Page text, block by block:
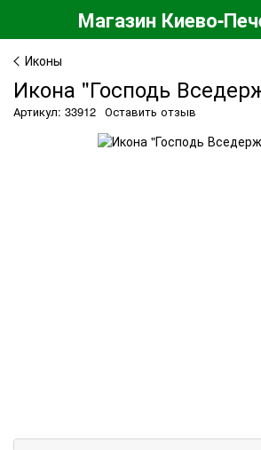
Иконы
Икона "Господь
Артикул: 33912 Оставить отзыв